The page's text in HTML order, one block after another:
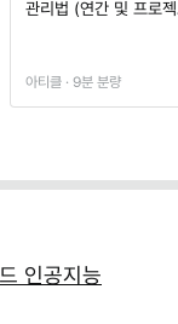
관리법 (연간 및 프로
아티클 · 9분 분량
인공지능